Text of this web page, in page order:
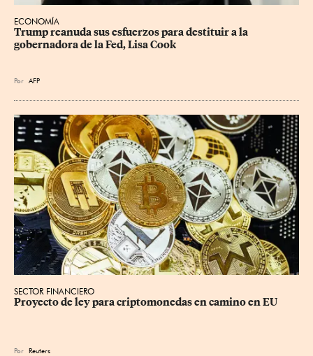
ECONOMÍA
Trump reanuda sus esfuerzos para destituir a la
gobernadora de la Fed, Lisa Cook
Por AFP
SECTOR FINANCIERO
Proyecto de ley para criptomonedas en camino en EU
Por Reuters